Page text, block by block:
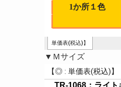
▼Ｍサイズ